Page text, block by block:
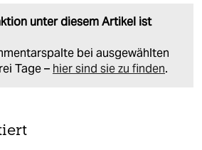
unter diesem Artikel ist
bei ausgewählten
Tage – hier sind sie zu finden.